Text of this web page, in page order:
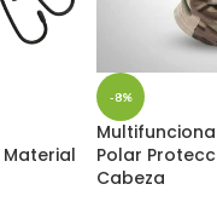
-8%
Polar
Cabeza